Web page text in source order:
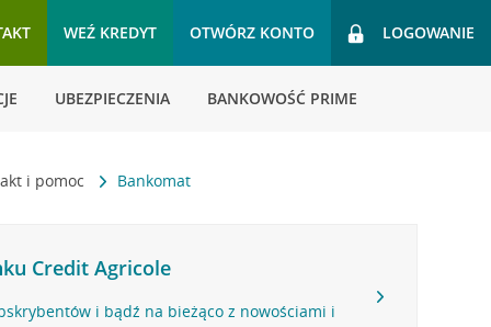
WEŹ KREDYT OTWÓRZ KONTO LOGOWANIE
UBEZPIECZENIA BANKOWOŚĆ PRIME
i pomoc Bankomat
Credit Agricole
i bądź na bieżąco z nowościami i